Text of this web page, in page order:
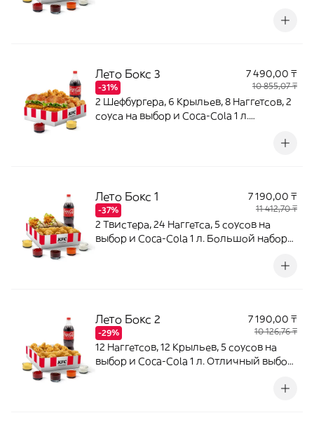
Лето Бокс 3
-31%
7 490,00 ₸
10 855,07 ₸
2 Шефбургера, 6 Крыльев, 8 Наггетсов, 2
соуса на выбор и Coca-Cola 1 л.
Лето Бокс 1
-37%
7 190,00 ₸
11 412,70 ₸
2 Твистера, 24 Наггетса, 5 соусов на
выбор и Coca-Cola 1 л. Большой набор
Лето Бокс 2
-29%
7 190,00 ₸
10 126,76 ₸
12 Наггетсов, 12 Крыльев, 5 соусов на
выбор и Coca-Cola 1 л. Отличный выбор